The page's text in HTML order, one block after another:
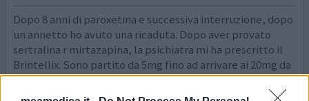
Dopo 8 anni di paroxetina e successiva interruzione, dopo
un annetto ho avuto una ricaduta. Dopo aver provato
sertralina r mirtazapina, la psichiatra mi ha prescritto il
Brintellix. Sono partito da 5mg fino ad arrivare ai 20mg da
una decina di giorni. Che dire? Mi sono tornati gli attacchi
di panico che con gli altri farmaci non avevo, zero effetto